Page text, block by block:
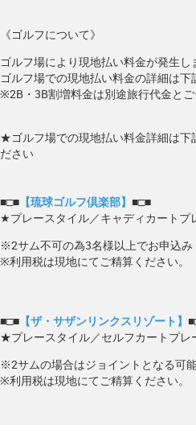
《ゴルフについて》
ゴルフ場により現地払い料金が発生し
ゴルフ場での現地払い料金の詳細は下
※2B・3B割増料金は別途旅行代金とご
★ゴルフ場での現地払い料金詳細は下
ださい
■□■ 【琉球ゴルフ倶楽部】 ■□■
★プレースタイル／キャディカートプ
※2サム不可の為3名様以上でお申込み
※利用税は現地にてご精算ください。
■□■ 【ザ・サザンリンクスリゾート】
★プレースタイル／セルフカートプレ
※2サムの場合はジョイントとなる可
※利用税は現地にてご精算ください。